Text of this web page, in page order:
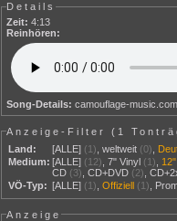
Details
Zeit: 4:13
Reinhören:
Song-Details: camouflage-
Anzeige-Filter ( 1
Land:
[ALLE] (1) ,weltweit (0)
Medium: [ALLE] (12) ,7" Vinyl (1)
CD (3) ,CD+DVD (2) ,
VÖ-Typ: [ALLE] (1) ,Offiziell (1)
Anzeige